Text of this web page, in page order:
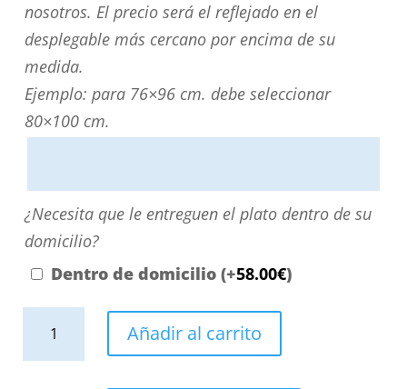
su
medida?
Puede
personalizarla
directamente
contactando
nosotros.
El
precio
será
nosotros. El precio será el reflejado en el
desplegable más cercano por encima de su
medida.
Ejemplo: para 76×96 cm. debe seleccionar
80×100 cm.
¿Necesita
que
le
¿Necesita que le entreguen el plato dentro de su
domicilio?
Dentro de domicilio (+58.00€)
Añadir al carrito